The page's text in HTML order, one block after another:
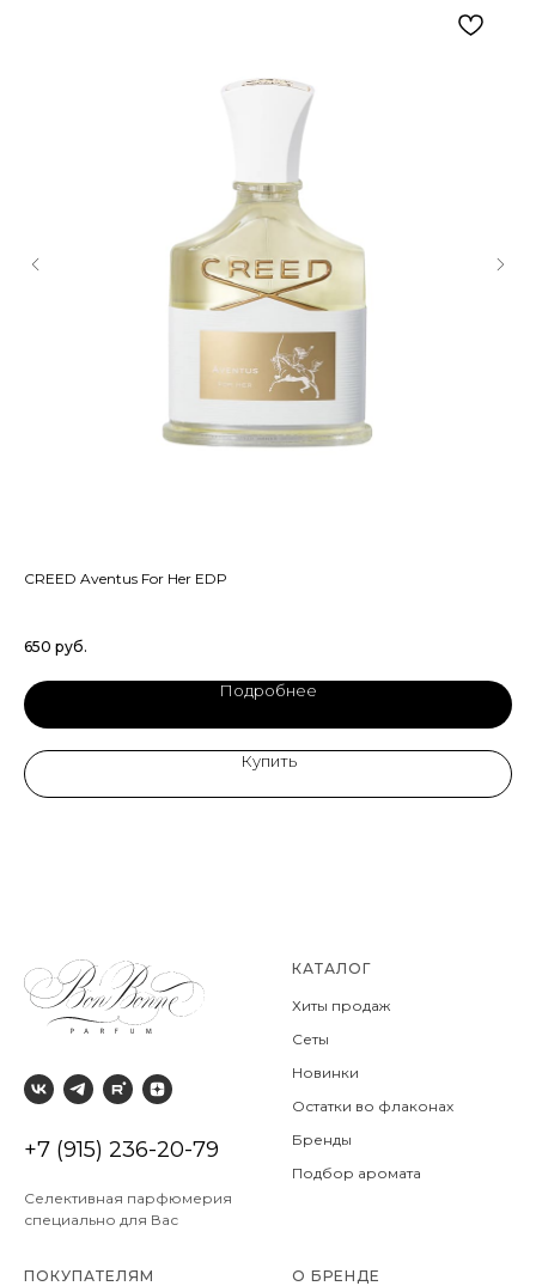
CREED Aventus For Her EDP
650 руб.
Подробнее
Купить
+7 (915) 236-20-79
Селективная парфюмерия
специально для Вас
КАТАЛОГ
Хиты продаж
Сеты
Новинки
Остатки во флаконах
Бренды
Подбор аромата
ПОКУПАТЕЛЯМ О БРЕНДЕ